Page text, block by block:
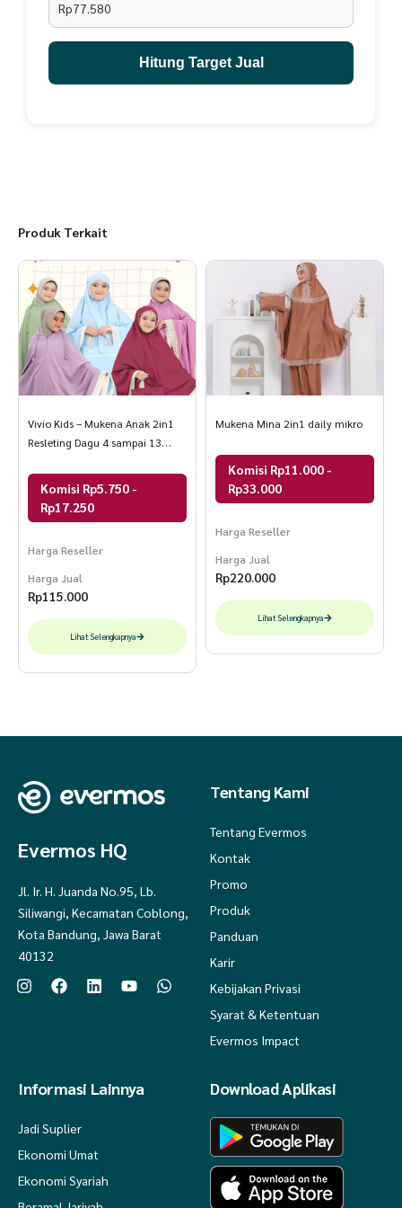
Ukuran XXL (Perkiraan usia 13 - 15 tahun)
*Maksimal tinggi badan anak 155 cm
- Cuci dengan cara manual/cuci pakai tangan
- Jangan direndam terlalu lama
- Jemur kain langsung di bawah sinar matahari
- Setrika kain dengan suhu panas yang rendah
Rp77.580
Hitung Target Jual
Produk Terkait
Vivio Kids – Mukena Anak 2in1
Resleting Dagu 4 sampai 13
Komisi Rp5.750 -
Rp17.250
Harga Reseller
Harga Jual
Rp115.000
Lihat Selengkapnya
Mukena Mina 2in1 daily mikro
Komisi Rp11.000 -
Rp33.000
Harga Reseller
Harga Jual
Rp220.000
Lihat Selengkapnya
Evermos HQ
Jl. Ir. H. Juanda No.95, Lb.
Siliwangi, Kecamatan Coblong,
Kota Bandung, Jawa Barat
40132
Tentang Kami
Tentang Evermos
Kontak
Promo
Produk
Panduan
Karir
Kebijakan Privasi
Syarat & Ketentuan
Evermos Impact
Informasi Lainnya
Jadi Suplier
Ekonomi Umat
Ekonomi Syariah
Download Aplikasi